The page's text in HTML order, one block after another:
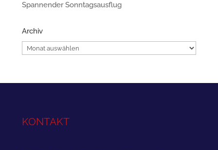
Spannender Sonntagsausflug
Archiv
Archiv
KONTAKT